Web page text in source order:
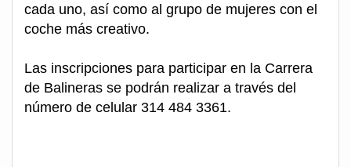
cada uno, así como al grupo de mujeres con el
coche más creativo.
Las inscripciones para participar en la Carrera
de Balineras se podrán realizar a través del
número de celular 314 484 3361.